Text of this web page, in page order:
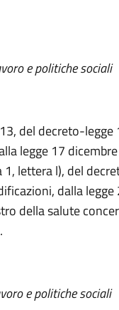
e politiche sociali
del decreto-
legge 17
lettera l), del
dalla
della salute
e politiche sociali